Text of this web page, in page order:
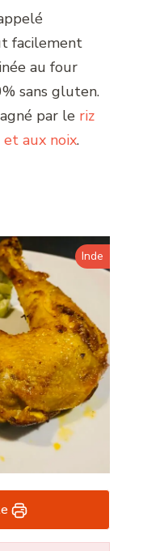
facilement
au four
sans gluten.
par le riz
et aux noix.
Inde